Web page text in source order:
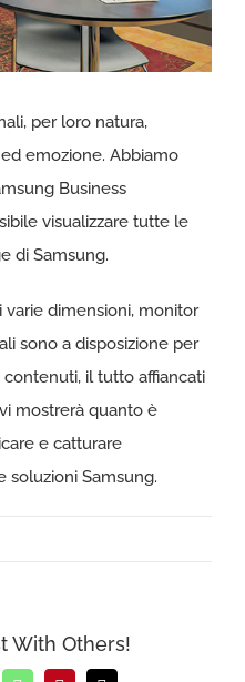
per loro natura,
emozione. Abbiamo
Business
visualizzare tutte le
di Samsung.
dimensioni, monitor
sono a disposizione per
contenuti, il tutto affiancati
mostrerà quanto è
e catturare
soluzioni Samsung.
With Others!